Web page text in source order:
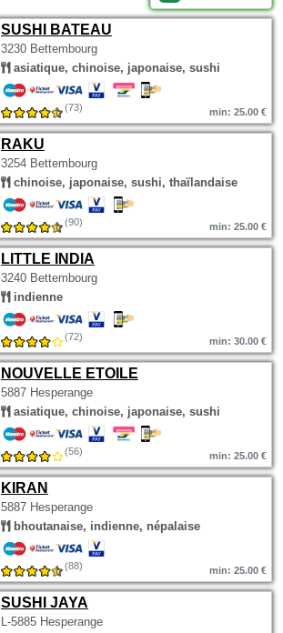
SUSHI BATEAU
3230 Bettembourg
asiatique, chinoise, japonaise, sushi
(73) min: 25.00 €
RAKU
3254 Bettembourg
chinoise, japonaise, sushi, thaïlandaise
(90) min: 25.00 €
LITTLE INDIA
3240 Bettembourg
indienne
(72) min: 30.00 €
NOUVELLE ETOILE
5887 Hesperange
asiatique, chinoise, japonaise, sushi
(56) min: 25.00 €
KIRAN
5887 Hesperange
bhoutanaise, indienne, népalaise
(88) min: 25.00 €
SUSHI JAYA
L-5885 Hesperange